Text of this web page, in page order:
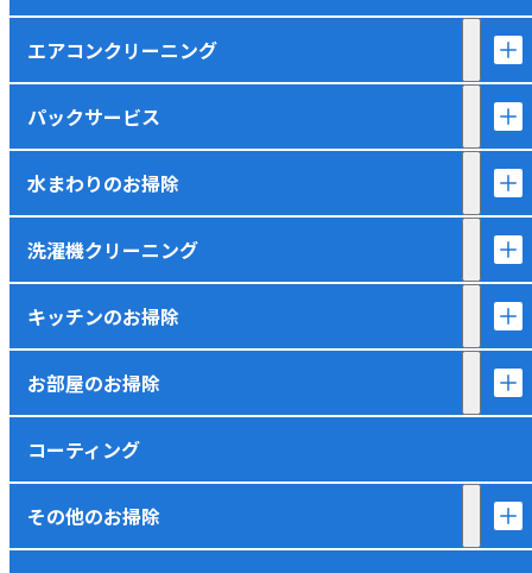
エアコンクリーニング
パックサービス
水まわりのお掃除
洗濯機クリーニング
キッチンのお掃除
お部屋のお掃除
コーティング
その他のお掃除